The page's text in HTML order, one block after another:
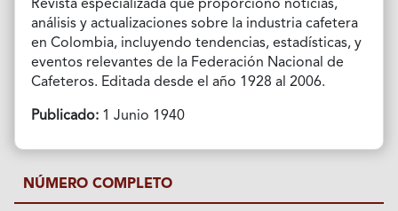
Revista especializada que proporcionó noticias,
análisis y actualizaciones sobre la industria cafetera
en Colombia, incluyendo tendencias, estadísticas, y
eventos relevantes de la Federación Nacional de
Cafeteros. Editada desde el año 1928 al 2006.
Publicado:1 Junio 1940
NÚMERO COMPLETO